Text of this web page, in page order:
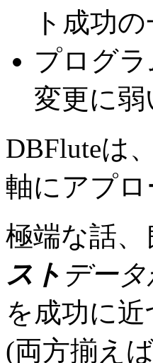
ト成功
プログ
変更に
DBFluteは、
軸にアプ
極端な話
スト デー
を成功に
(両方揃え